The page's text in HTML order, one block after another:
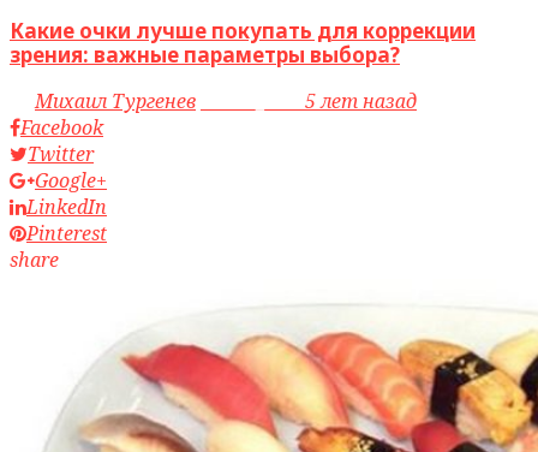
Какие очки лучше покупать для коррекции
зрения: важные параметры выбора?
byМихаил Тургенев
5 лет назад
Facebook
Twitter
Google+
LinkedIn
Pinterest
share